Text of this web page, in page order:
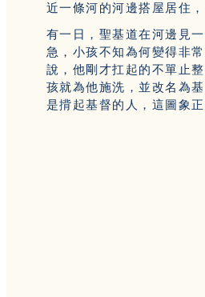
近一條河的河邊搭屋居住
有一日，聖基道在河邊見
急，小孩不知為何變得非
說，他剛才扛起的不單止
孩就為他施洗，並改名為
是揹起基督的人，這圖象